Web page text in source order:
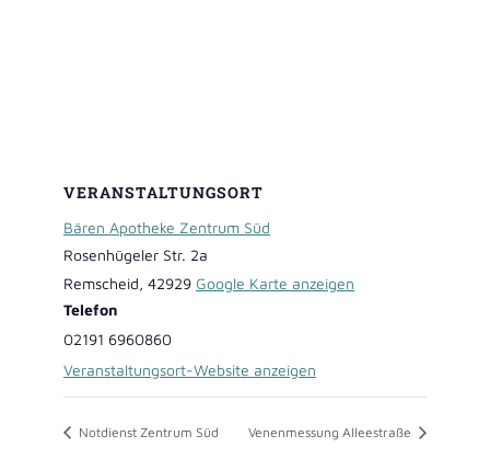
VERANSTALTUNGSORT
Bären Apotheke Zentrum Süd
Rosenhügeler Str. 2a
Remscheid, 42929 Google Karte anzeigen
Telefon
02191 6960860
Veranstaltungsort-Website anzeigen
Notdienst Zentrum Süd Venenmessung Alleestraße